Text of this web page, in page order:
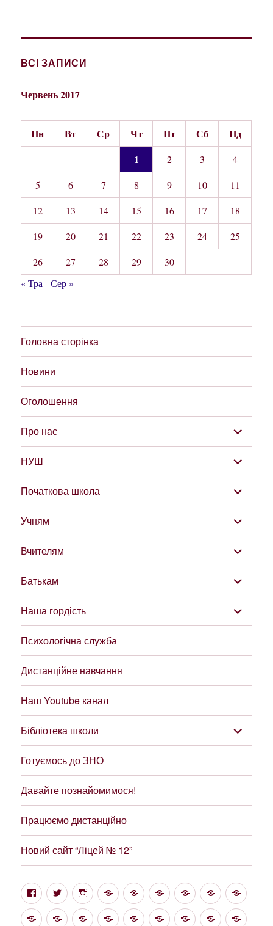
ВСІ ЗАПИСИ
Червень 2017
Пн Вт Ср Чт Пт Сб
Нд
1
2 3
4
5
6 7 8 9 10
11
12
13 14 15 16 17
18
19
20 21 22 23 24
25
26
27 28 29
30
« Тра
Сер »
Головна сторінка
Новини
Оголошення
Про нас
підменю
НУШ
підменю
Початкова школа
підменю
Учням
підменю
Вчителям
підменю
Батькам
підменю
Наша гордість
підменю
Психологічна служба
Дистанційне навчання
Наш Youtube канал
Бібліотека школи
підменю
Готуємось до ЗНО
Давайте познайомимося!
Працюємо дистанційно
Новий сайт “Ліцей № 12”
FacebookTwitterInstagramGoogleЦікаві
посилання
Структура
Проект
“Демократична
Новини
НУШПро Свідоцтво
СтатутЗвіт ForumsМетодична
Загальні